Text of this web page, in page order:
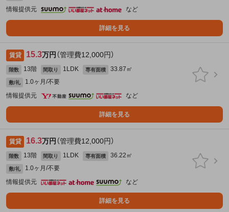
情報提供元
など
詳細を見る
賃貸 15.3万円 （管理費12,000円）
階数 13階 間取り 1LDK 専有面積 33.87㎡
敷/礼
1.0ヶ月/不要
情報提供元
など
詳細を見る
賃貸 16.3万円 （管理費12,000円）
階数 13階 間取り 1LDK 専有面積 36.22㎡
敷/礼
1.0ヶ月/不要
情報提供元
など
詳細を見る